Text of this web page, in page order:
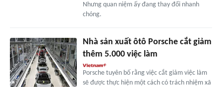
Nhưng quan niệm ấy đang thay đổi nhanh
chóng.
Nhà sản xuất ôtô Porsche cắt giảm
thêm 5.000 việc làm
Porsche tuyên bố rằng việc cắt giảm việc làm
sẽ được thực hiện một cách có trách nhiệm xã